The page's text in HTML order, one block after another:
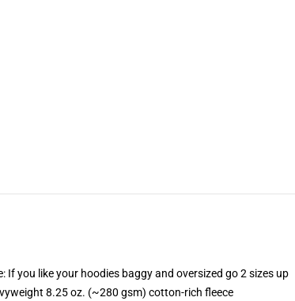
If you like your hoodies baggy and oversized go 2 sizes up
8.25 oz. (~280 gsm) cotton-rich fleece